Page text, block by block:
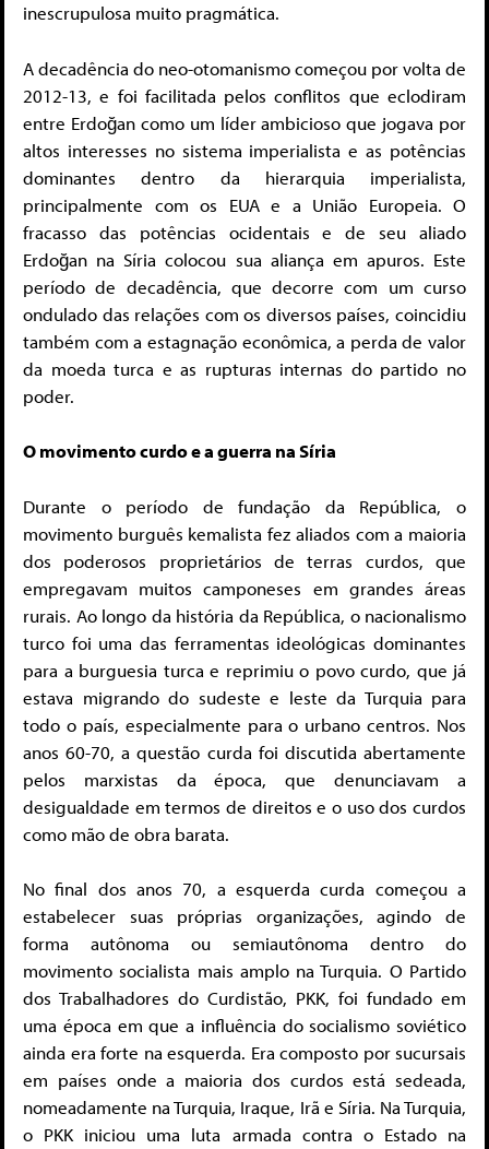
inescrupulosa muito pragmática.
A decadência do neo-otomanismo começou por volta de
2012-13, e foi facilitada pelos conflitos que eclodiram
entre Erdoğan como um líder ambicioso que jogava por
altos interesses no sistema imperialista e as potências
dominantes dentro da hierarquia imperialista,
principalmente com os EUA e a União Europeia. O
fracasso das potências ocidentais e de seu aliado
Erdoğan na Síria colocou sua aliança em apuros. Este
período de decadência, que decorre com um curso
ondulado das relações com os diversos países, coincidiu
também com a estagnação econômica, a perda de valor
da moeda turca e as rupturas internas do partido no
poder.
O movimento curdo e a guerra na Síria
Durante o período de fundação da República, o
movimento burguês kemalista fez aliados com a maioria
dos poderosos proprietários de terras curdos, que
empregavam muitos camponeses em grandes áreas
rurais. Ao longo da história da República, o nacionalismo
turco foi uma das ferramentas ideológicas dominantes
para a burguesia turca e reprimiu o povo curdo, que já
estava migrando do sudeste e leste da Turquia para
todo o país, especialmente para o urbano centros. Nos
anos 60-70, a questão curda foi discutida abertamente
pelos marxistas da época, que denunciavam a
desigualdade em termos de direitos e o uso dos curdos
como mão de obra barata.
No final dos anos 70, a esquerda curda começou a
estabelecer suas próprias organizações, agindo de
forma autônoma ou semiautônoma dentro do
movimento socialista mais amplo na Turquia. O Partido
dos Trabalhadores do Curdistão, PKK, foi fundado em
uma época em que a influência do socialismo soviético
ainda era forte na esquerda. Era composto por sucursais
em países onde a maioria dos curdos está sedeada,
nomeadamente na Turquia, Iraque, Irã e Síria. Na Turquia,
o PKK iniciou uma luta armada contra o Estado na